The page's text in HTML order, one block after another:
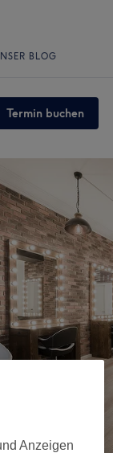
BLOG
Termin buchen
Anzeigen